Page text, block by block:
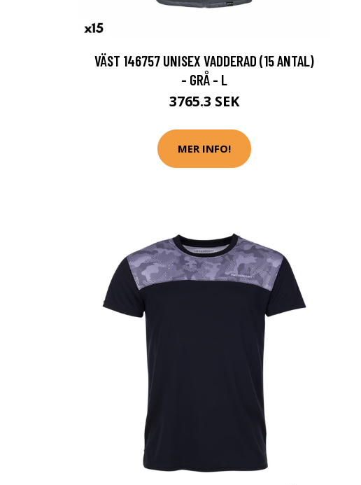
VÄST 146757 UNISEX VADDERAD (15 ANTAL)
- GRÅ - L
3765.3 SEK
MER INFO!